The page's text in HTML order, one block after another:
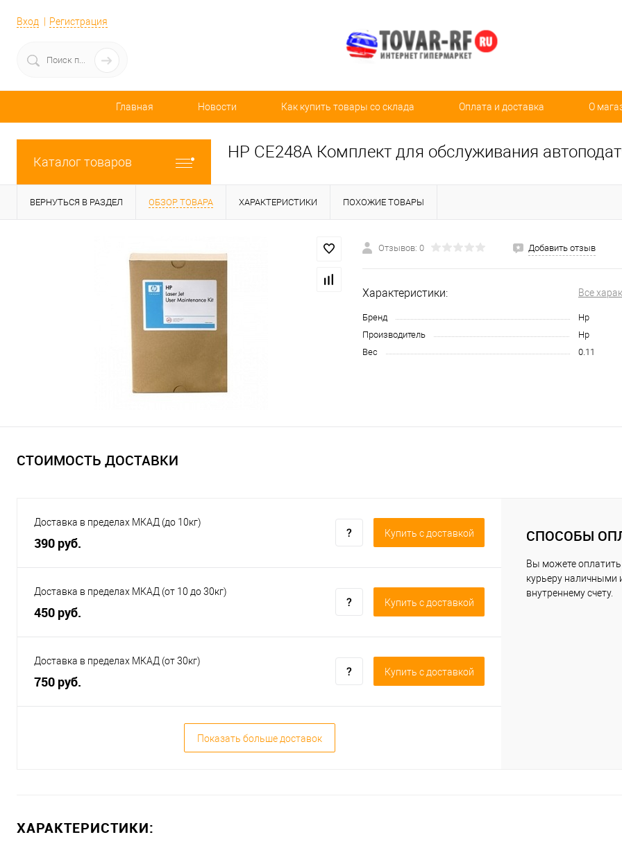
Вход Регистрация
Главная Новости Как купить товары со склада Оплата и доставка О
Каталог товаров
HP CE248A Комплект для обслуживания
ВЕРНУТЬСЯ В РАЗДЕЛ ОБЗОР ТОВАРА ХАРАКТЕРИСТИКИ ПОХОЖИЕ ТОВАРЫ
Отзывов: 0 Добавить отзыв
Характеристики: Все
Бренд
Hp
Производитель
Hp
Вес
0.11
СТОИМОСТЬ ДОСТАВКИ
Доставка в пределах МКАД (до 10кг)
390 руб.
Купить c доставкой
Доставка в пределах МКАД (от 10 до 30кг)
450 руб.
Купить c доставкой
Доставка в пределах МКАД (от 30кг)
750 руб.
Купить c доставкой
Показать больше доставок
СПОСОБЫ
Вы можете оплатить
курьеру наличными
внутреннему счету.
ХАРАКТЕРИСТИКИ: